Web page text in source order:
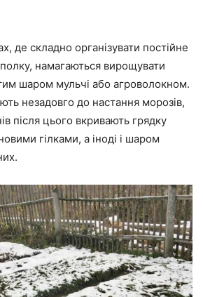
де складно організувати постійне
намагаються вирощувати
шаром мульчі або агроволокном.
незадовго до настання морозів,
після цього вкривають грядку
гілками, а іноді і шаром